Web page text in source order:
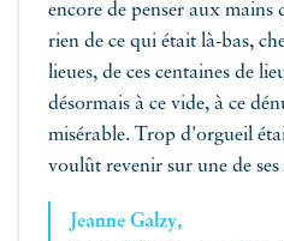
encore de penser aux
rien de ce qui était là-bas,
lieues, de ces centaines de
désormais à ce vide, à ce
misérable. Trop d'orgueil
voulût revenir sur une de ses
Jeanne Galzy,